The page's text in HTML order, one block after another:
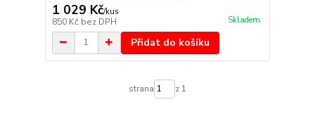
1 029 Kč/kus
850 Kč bez DPH Skladem
Přidat do košíku
strana z 1